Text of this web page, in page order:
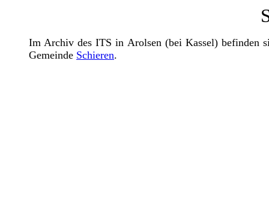
Im Archiv des ITS in Arolsen (bei Kassel) befinden
Gemeinde Schieren.